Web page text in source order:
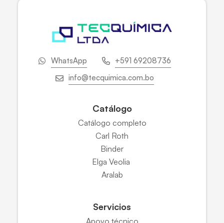
WhatsApp
+591 69208736
info@tecquimica.com.bo
Catálogo
Catálogo completo
Carl Roth
Binder
Elga Veolia
Aralab
Servicios
Apoyo técnico